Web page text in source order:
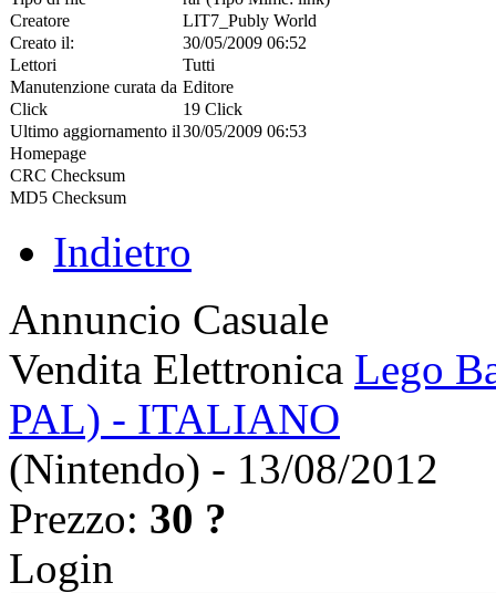
Creatore
LIT7_Publy World
Creato il:
30/05/2009 06:52
Lettori
Tutti
Manutenzione curata da Editore
Click
19 Click
Ultimo aggiornamento il30/05/2009 06:53
Homepage
CRC Checksum
MD5 Checksum
Indietro
Annuncio Casuale
Vendita Elettronica Lego
PAL) - ITALIANO
(Nintendo) - 13/08/2012
Prezzo: 30 ?
Login